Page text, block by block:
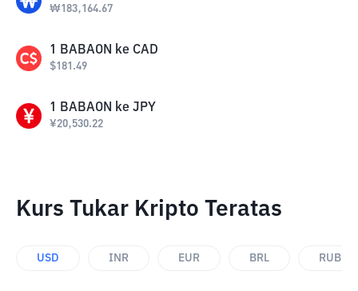
₩183,164.67
1 BABAON ke CAD
$181.49
1 BABAON ke JPY
¥20,530.22
Kurs Tukar Kripto Teratas
USD INR EUR BRL RUB